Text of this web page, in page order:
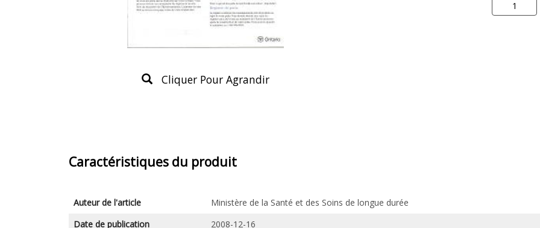
Cliquer Pour Agrandir
Caractéristiques du produit
Auteur de l'article
Ministère de la Santé et des Soins de longue durée
Date de publication
2008-12-16